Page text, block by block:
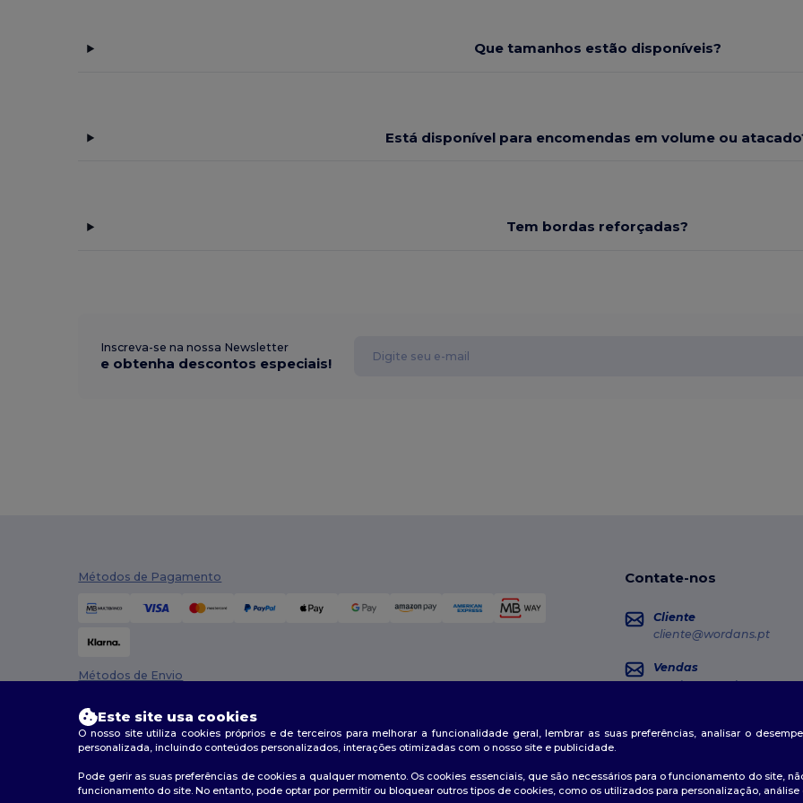
Que tamanhos estão disponíveis?
Está disponível para encomendas em volume ou
Tem bordas reforçadas?
Inscreva-se na nossa Newsletter
e obtenha descontos especiais!
Métodos de Pagamento
Métodos de Envio
Contate-nos
Cliente
cliente@wordans.pt
Vendas
vendas@wordans.pt
Este site usa cookies
O nosso site utiliza cookies próprios e de terceiros para melhorar a funcionalidade geral, lembrar as suas preferências, analisar o
personalizada, incluindo conteúdos personalizados, interações otimizadas com o nosso site e publicidade.
Pode gerir as suas preferências de cookies a qualquer momento. Os cookies essenciais, que são necessários para o funcionamento do site,
funcionamento do site. No entanto, pode optar por permitir ou bloquear outros tipos de cookies, como os utilizados para personalização,